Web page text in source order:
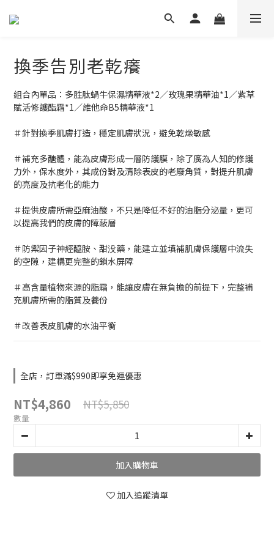
換季告別老乾癢
組合內單品：多胜肽蝸牛保濕精華液*2／玫瑰果精華油*1／紫草
賦活修護酯霜*1／維他命B5精華液*1
＃針對換季肌膚打造，穩定肌膚狀況，避免乾燥敏感
＃補充多醣體，能為皮膚形成一層防護膜，除了廣為人知的修護
力外，保水度外，其成份對及清除表皮的老廢角質，對提升肌膚
的亮度及抗老化的能力
＃提供皮膚所需亞麻油酸，不只是降低不好的油脂分泌量，更可
以提高我們的皮膚的障蔽層
＃防禦因子神經醯胺、甜没藥，能建立並填補肌膚保護層中流失
的空隙，建構更完整的鎖水屏障
＃高含量植物來源的脂霜，能讓皮膚在無負擔的前提下，完整補
充肌膚所需的脂質及養份
＃改善表皮肌膚的水油平衡
全店，訂單滿$990即享免運優惠
NT$4,860 NT$5,850
數量
加入購物車
加入追蹤清單